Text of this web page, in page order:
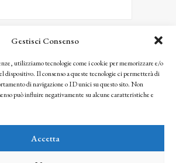
Gestisci Consenso
utilizziamo tecnologie come i cookie per memorizzare e/o
dispositivo. Il consenso a queste tecnologie ci permetterà di
di navigazione o ID unici su questo sito. Non
può influire negativamente su alcune caratteristiche e
Accetta
ISCRIVITI
riconosci che le tue informazioni saranno trattate
Policy
right reserved
dei diritti e dell’Istituto Matteucci